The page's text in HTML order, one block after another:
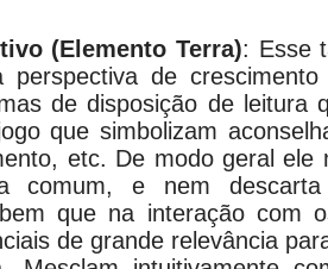
(Elemento Terra): Esse
de crescimento
de disposição de leitura
que simbolizam
etc. De modo geral ele
comum, e nem
que na interação com
de grande relevância